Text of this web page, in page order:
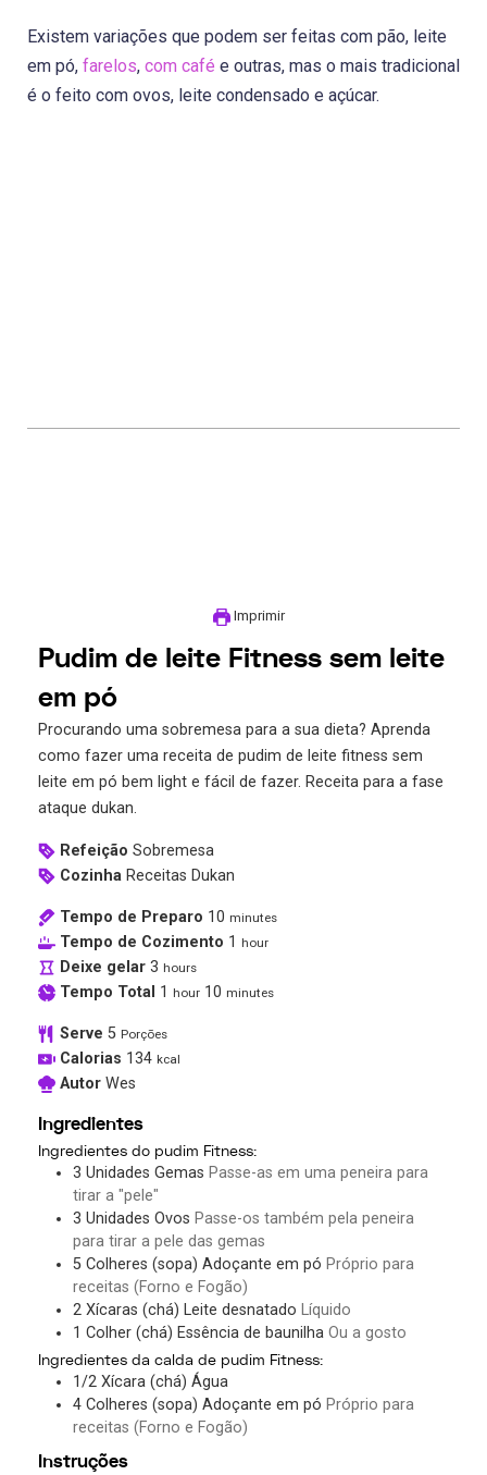
Existem variações que podem ser feitas com pão, leite
em pó, farelos, com café e outras, mas o mais tradicional
é o feito com ovos, leite condensado e açúcar.
Imprimir
Pudim de leite Fitness sem leite
em pó
Procurando uma sobremesa para a sua dieta? Aprenda
como fazer uma receita de pudim de leite fitness sem
leite em pó bem light e fácil de fazer. Receita para a fase
ataque dukan.
Refeição Sobremesa
Cozinha Receitas Dukan
Tempo de Preparo 10 minutes
Tempo de Cozimento 1 hour
Deixe gelar 3 hours
Tempo Total 1 hour 10 minutes
Serve 5 Porções
Calorias 134 kcal
Autor Wes
Ingredientes
Ingredientes do pudim Fitness:
3 Unidades Gemas Passe-as em uma peneira para
tirar a "pele"
3 Unidades Ovos Passe-os também pela peneira
para tirar a pele das gemas
5 Colheres (sopa) Adoçante em pó Próprio para
receitas (Forno e Fogão)
2 Xícaras (chá) Leite desnatado Líquido
1 Colher (chá) Essência de baunilha Ou a gosto
Ingredientes da calda de pudim Fitness:
1/2 Xícara (chá) Água
4 Colheres (sopa) Adoçante em pó Próprio para
receitas (Forno e Fogão)
Instruções